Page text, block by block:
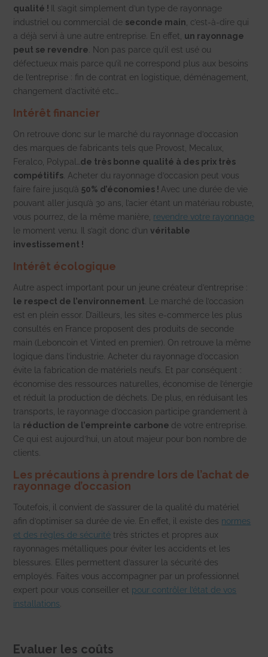
qualité !
Il s’agit simplement d’un type de rayonnage
industriel ou commercial de seconde main , c’est-à-dire qui
a déjà servi à une autre entreprise. En effet, un rayonnage
peut se revendre . Non pas parce qu’il est usé ou
défectueux mais parce qu’il ne correspond plus aux besoins
de l’entreprise : fin de contrat en logistique, déménagement,
changement d’activité etc…
Intérêt financier
On retrouve donc sur le marché du rayonnage d’occasion
des marques de fabricants tels que Provost, Mecalux,
Feralco, Polypal… de très bonne qualité à des prix très
compétitifs Acheter du rayonnage d’occasion peut vous
faire faire jusqu’à 50% d’économies ! Avec une durée de vie
pouvant aller jusqu’à 30 ans, l’acier étant un matériau robuste,
vous pourrez, de la même manière, revendre votre rayonnage
le moment venu. Il s’agit donc d’unvéritable
investissement !
Intérêt écologique
Autre aspect important pour un jeune créateur d’entreprise :
le respect de l’environnement Le marché de l’occasion
est en plein essor. D’ailleurs, les sites e-commerce les plus
consultés en France proposent des produits de seconde
main (Leboncoin et Vinted en premier). On retrouve la même
logique dans l’industrie. Acheter du rayonnage d’occasion
évite la fabrication de matériels neufs. Et par conséquent :
économise des ressources naturelles, économise de l’énergie
et réduit la production de déchets. De plus, en réduisant les
transports, le rayonnage d’occasion participe grandement à
la réduction de l’empreinte carbone de votre entreprise.
Ce qui est aujourd’hui, un atout majeur pour bon nombre de
clients.
Les précautions à prendre lors de l’achat de
rayonnage d’occasion
Toutefois, il convient de s’assurer de la qualité du matériel
afin d’optimiser sa durée de vie. En effet, il existe des normes
et des règles de sécurité très strictes et propres aux
rayonnages métalliques pour éviter les accidents et les
blessures. Elles permettent d’assurer la sécurité des
employés. Faites vous accompagner par un professionnel
expert pour vous conseiller et pour contrôler l’état de vos
installations
Evaluer les coûts